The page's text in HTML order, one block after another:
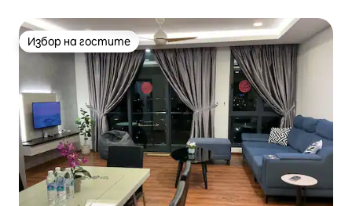
Избор на гостите
Избор на гостите